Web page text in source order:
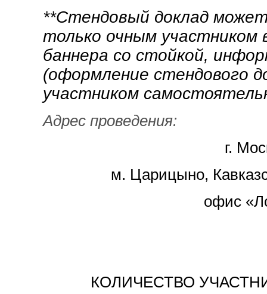
**Стендовый доклад
только очным участником
баннера со стойкой,
(оформление стендового
участником
Адрес проведения:
г.
м. Царицыно,
офис
КОЛИЧЕСТВО